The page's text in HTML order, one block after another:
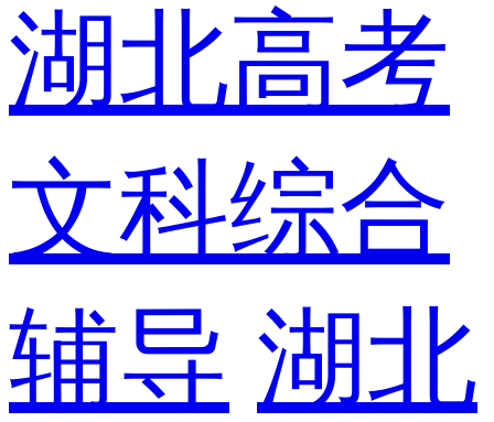
湖北高考
文科综合
辅导 湖北